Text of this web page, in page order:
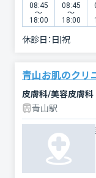
08:45
〜
18:00
08:45
〜
18:00
休診日： 日|祝
青山お肌のクリ
皮膚科/美容皮膚科
青山駅